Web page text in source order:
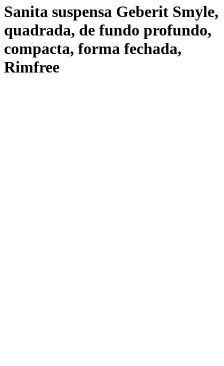
Sanita suspensa Geberit Smyle,
quadrada, de fundo profundo,
compacta, forma fechada,
Rimfree